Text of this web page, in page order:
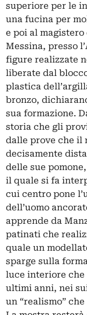
superiore per le
una fucina per
e poi al
Messina, presso
figure realizzate
liberate dal
plastica
bronzo,
sua formazione.
storia che gli
dalle prove che il
decisamente
delle sue
il quale si fa
cui centro pone
dell’uomo
apprende da
patinati che
quale un
sparge sulla
luce interiore che
ultimi anni, nei
un “realismo”